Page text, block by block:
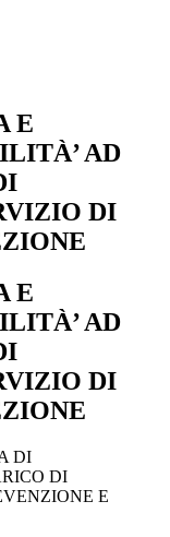
E
AD
DI
E
AD
DI
DI
DI
E